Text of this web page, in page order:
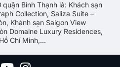
Bình Thạnh là: Khách sạn
Collection, Saliza Suite –
Khánh sạn Saigon View
Domaine Luxury Residences,
Chí Minh,...